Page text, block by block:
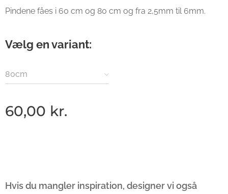
Pindene fåes i 60 cm og 80 cm og fra 2,5mm til 6mm.
Vælg en variant:
80cm
60,00 kr.
Hvis du mangler inspiration, designer vi også